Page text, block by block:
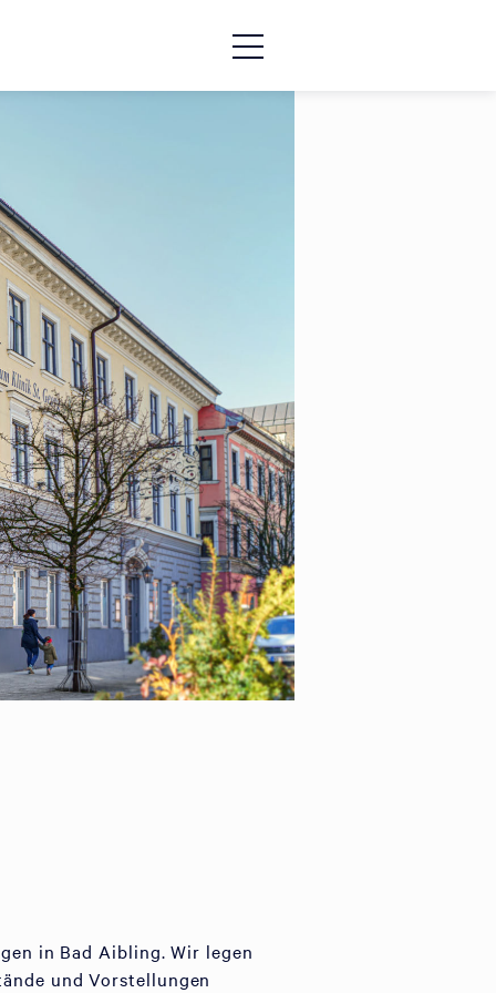
in Bad Aibling. Wir legen
und Vorstellungen